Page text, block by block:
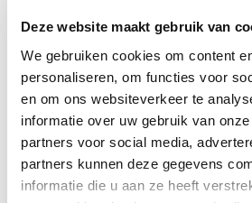
Deze website maakt gebruik van
We gebruiken cookies om content
personaliseren, om functies voor
en om ons websiteverkeer te
informatie over uw gebruik van
partners voor social media,
partners kunnen deze gegevens
informatie die u aan ze heeft
(de
Info Stuks
-